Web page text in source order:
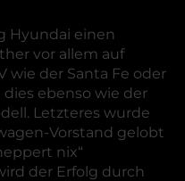
Hyundai einen
vor allem auf
wie der Santa Fe oder
ebenso wie der
Letzteres wurde
Vorstand gelobt
nix“
der Erfolg durch